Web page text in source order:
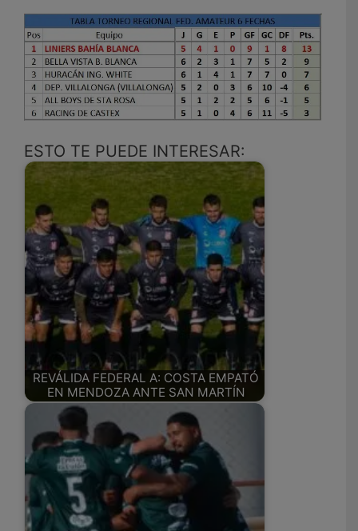
ESTO TE PUEDE INTERESAR:
REVÁLIDA FEDERAL A: COSTA EMPATÓ
EN MENDOZA ANTE SAN MARTÍN